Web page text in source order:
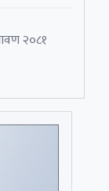
२०८१